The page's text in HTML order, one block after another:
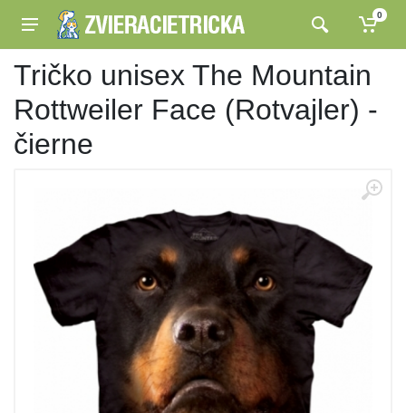
0
Tričko unisex The Mountain
Rottweiler Face (Rotvajler) -
čierne